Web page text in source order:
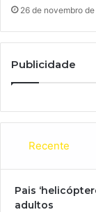
26 de novembro
Publicidade
Recente
Pais
adultos